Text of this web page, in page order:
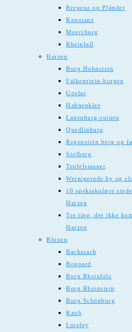
Bregenz og Pfänder
Konstanz
Meersburg
Rheinfall
Harzen
Burg Hohnstein
Falkenstein-borgen
Goslar
Hahnenklee
Lauenburg-ruinen
Quedlinburg
Regenstein borg og
Stolberg
Teufelsmauer
Wernigerode by og
10 spektakulære
Harzen
Tre ting, der ikke
Harzen
Rhinen
Bacharach
Boppard
Burg Rheinfels
Burg Rheinstein
Burg Schönburg
Kaub
Loreley